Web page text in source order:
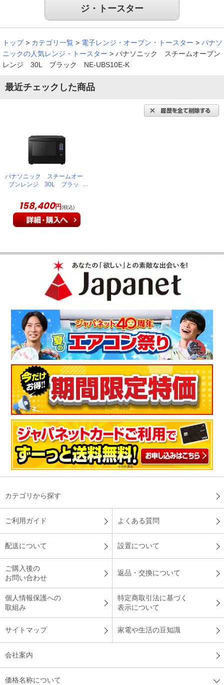
ジ・トースター
トップ > カテゴリ一覧 > 電子レンジ・オーブン・トースター > パナソ
ニックの人気レンジ・トースター > パナソニック スチームオーブン
レンジ 30L ブラック NE-UBS10E-K
最近チェックした商品
パナソニック スチームオー
ブンレンジ 30L ブラッ
158,400円(税込)
カテゴリから探す
ご利用ガイド よくある質問
配送について 設置について
ご購入後の
お問い合わせ
返品・交換について
個人情報保護への
取組み
特定商取引法に基づく
表示について
サイトマップ 家電や生活の豆知識
会社案内
価格名称について